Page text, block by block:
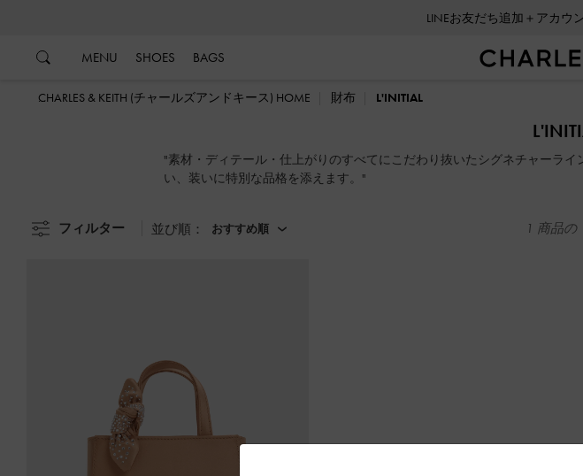
LINEお友だち追加＋アカウ
MENU SHOES BAGS
CHARLES & KEITH (チャールズアンドキース) HOME 財布 L'INITIAL
"素材・ディテール・仕上がりのすべてにこだわり抜いたシグネチャーラ
い、装いに特別な品格を添えます。"
フィルター 並び順： おすすめ順 1 商品の